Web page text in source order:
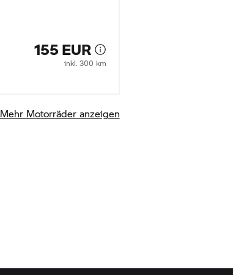
155 EUR
inkl. 300 km
Mehr Motorräder anzeigen